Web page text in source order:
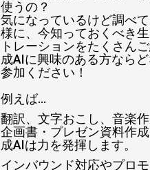
使うの？
気になっているけど調べ
様に、今知っておくべき
トレーションをたくさん
成AIに興味のある方なら
参加ください！
例えば...
翻訳、文字おこし、音楽
企画書・プレゼン資料作
成AIは力を発揮します。
インバウンド対応やプロ